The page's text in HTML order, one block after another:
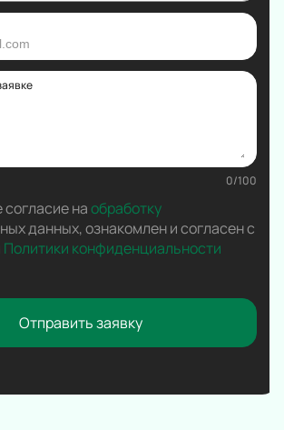
0/100
наобработку
данных,ознакомлен и согласен с
Политики конфиденциальности
Отправить заявку